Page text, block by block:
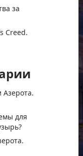
за
Creed.
для